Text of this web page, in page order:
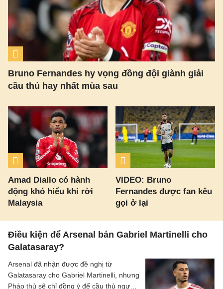
Bruno Fernandes hy vọng đồng đội giành giải
cầu thủ hay nhất mùa sau
Amad Diallo có hành
động khó hiểu khi rời
Malaysia
VIDEO: Bruno
Fernandes được fan kêu
gọi ở lại
Điều kiện để Arsenal bán Gabriel Martinelli cho
Galatasaray?
Arsenal đã nhận được đề nghị từ
Galatasaray cho Gabriel Martinelli, nhưng
Pháo thủ sẽ chỉ đồng ý để cầu thủ người